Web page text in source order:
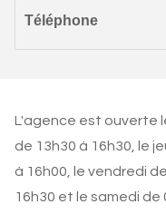
Téléphone
L'agence est ouverte
de 13h30 à 16h30, le
à 16h00, le vendredi
16h30 et le samedi de